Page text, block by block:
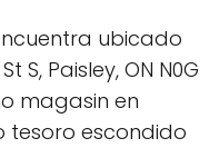
ubicado
S, Paisley, ON N0G
magasin en
tesoro escondido